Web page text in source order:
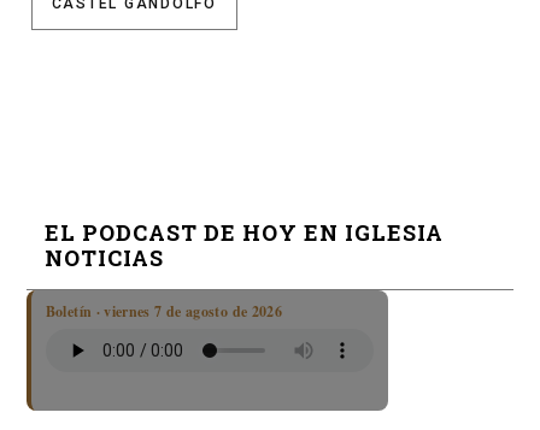
CASTEL GANDOLFO
EL PODCAST DE HOY EN IGLESIA
NOTICIAS
Boletín · viernes 7 de agosto de 2026